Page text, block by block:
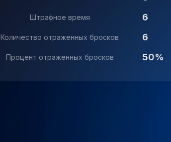
Штрафное время
6
Количество отраженных бросков
6
Процент отраженных бросков 50%